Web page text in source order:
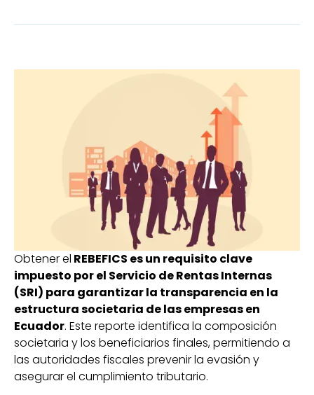
Obtener el REBEFICS es un requisito clave
impuesto por el Servicio de Rentas Internas
(SRI) para garantizar la transparencia en la
estructura societaria de las empresas en
Ecuador. Este reporte identifica la composición
societaria y los beneficiarios finales, permitiendo a
las autoridades fiscales prevenir la evasión y
asegurar el cumplimiento tributario.